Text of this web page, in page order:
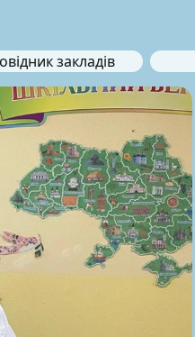
закладів